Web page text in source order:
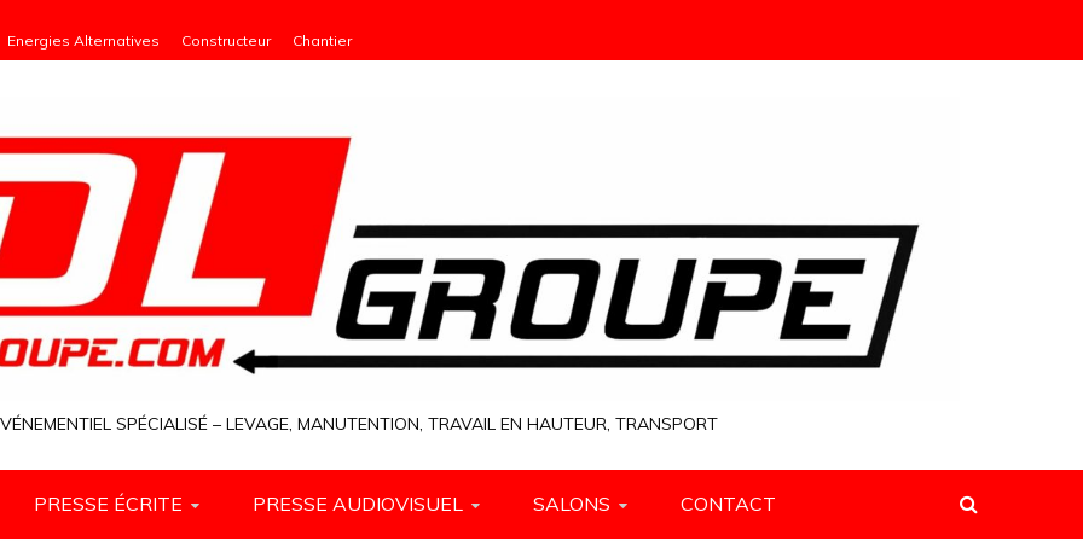
Energies Alternatives Constructeur Chantier
SPÉCIALISÉ – LEVAGE, MANUTENTION, TRAVAIL EN HAUTEUR, TRANSPORT
PRESSE ÉCRITE PRESSE AUDIOVISUEL SALONS CONTACT